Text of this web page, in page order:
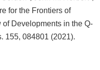
for the Frontiers of
Developments in the Q-
155, 084801 (2021).